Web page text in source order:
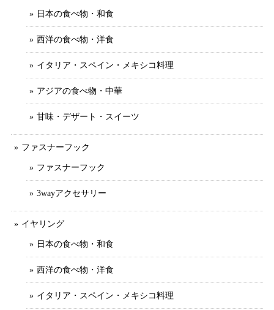
日本の食べ物・和食
西洋の食べ物・洋食
イタリア・スペイン・メキシコ料理
アジアの食べ物・中華
甘味・デザート・スイーツ
ファスナーフック
ファスナーフック
3wayアクセサリー
イヤリング
日本の食べ物・和食
西洋の食べ物・洋食
イタリア・スペイン・メキシコ料理